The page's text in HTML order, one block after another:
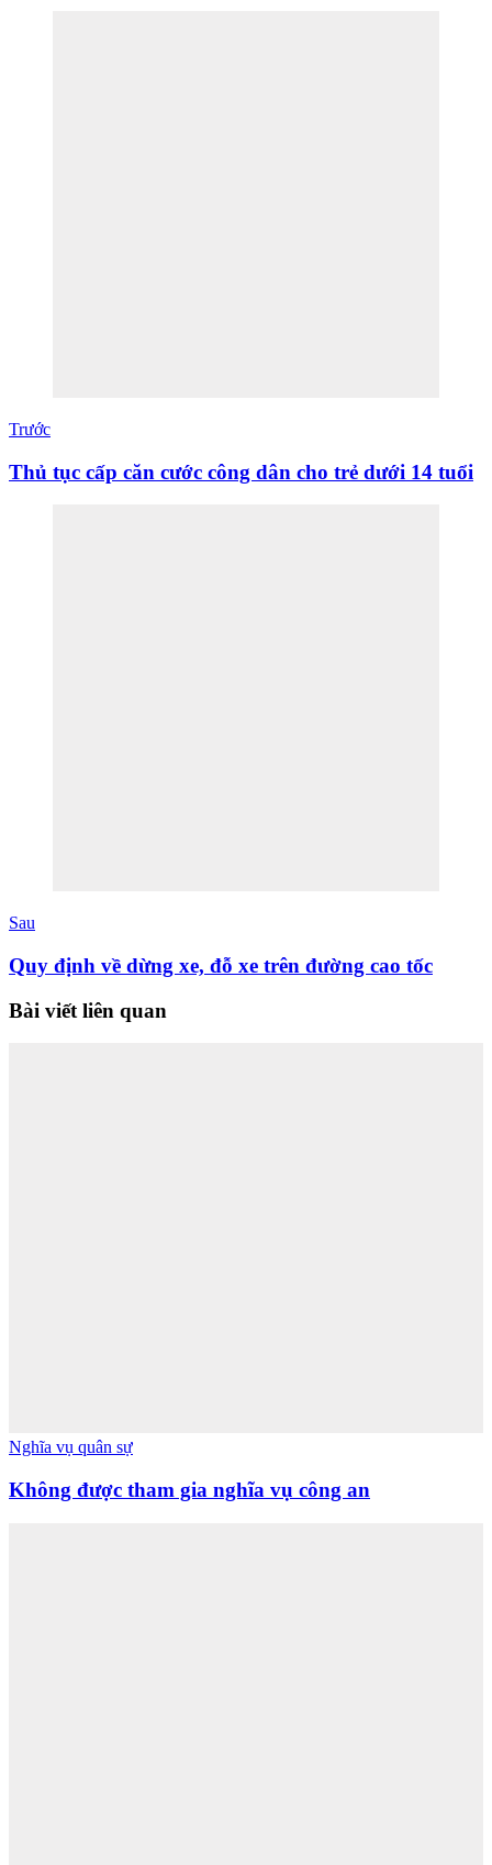
Trước
Thủ tục cấp căn cước công dân cho trẻ dưới 14 tuổi
Sau
Quy định về dừng xe, đỗ xe trên đường cao tốc
Bài viết liên quan
Nghĩa vụ quân sự
Không được tham gia nghĩa vụ công an